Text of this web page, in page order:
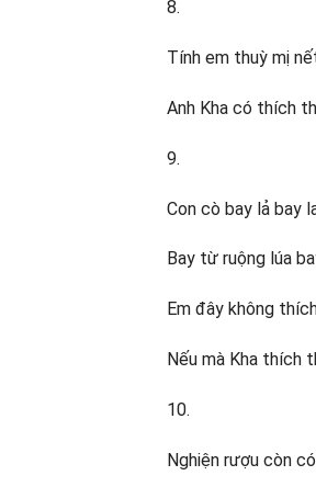
8.
Tính em thuỳ mị
Anh Kha có thích
9.
Con cò bay lả bay
Bay từ ruộng lúa
Em đây không
Nếu mà Kha thích
10.
Nghiện rượu còn